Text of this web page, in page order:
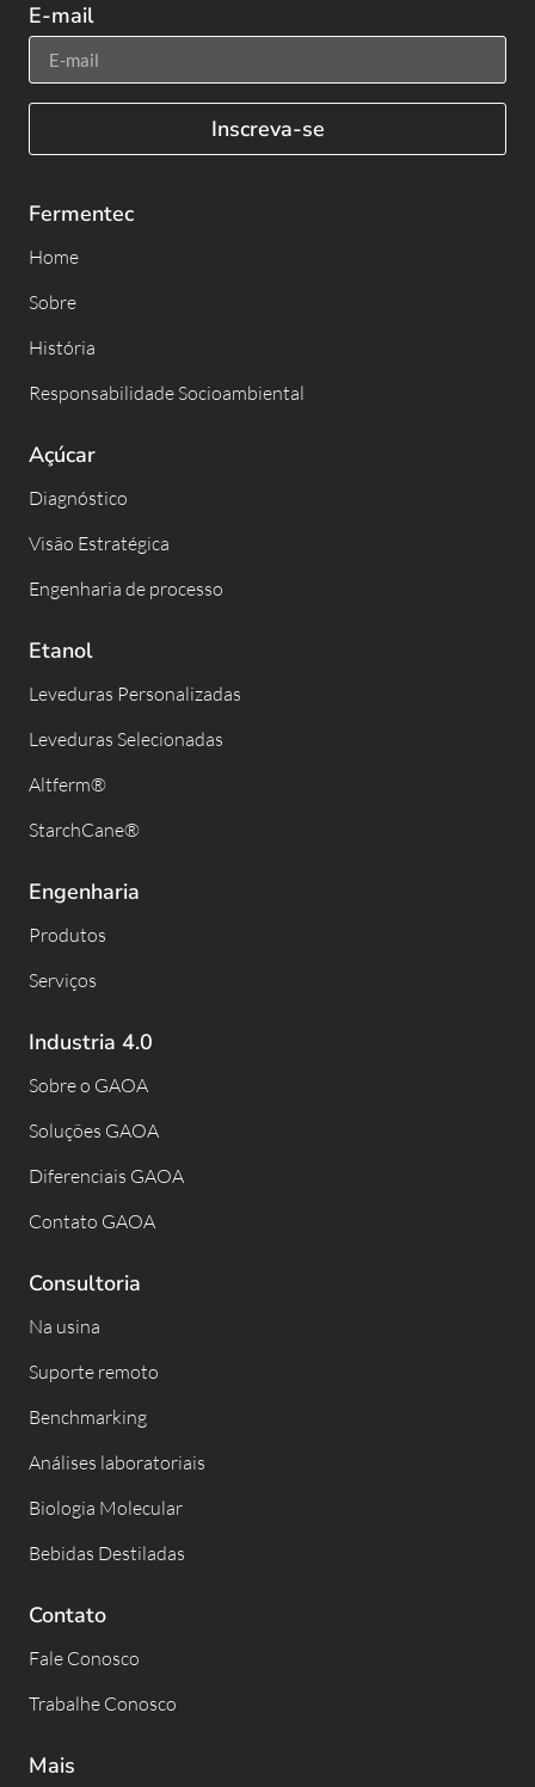
E-mail
Inscreva-se
Fermentec
Home
Sobre
História
Responsabilidade Socioambiental
Açúcar
Diagnóstico
Visão Estratégica
Engenharia de processo
Etanol
Leveduras Personalizadas
Leveduras Selecionadas
Altferm®
StarchCane®
Engenharia
Produtos
Serviços
Industria 4.0
Sobre o GAOA
Soluções GAOA
Diferenciais GAOA
Contato GAOA
Consultoria
Na usina
Suporte remoto
Benchmarking
Análises laboratoriais
Biologia Molecular
Bebidas Destiladas
Contato
Fale Conosco
Trabalhe Conosco
Mais